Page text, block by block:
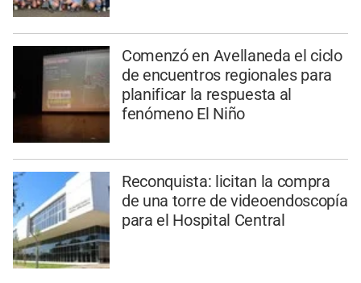
Comenzó en Avellaneda el ciclo
de encuentros regionales para
planificar la respuesta al
fenómeno El Niño
Reconquista: licitan la compra
de una torre de videoendoscopía
para el Hospital Central